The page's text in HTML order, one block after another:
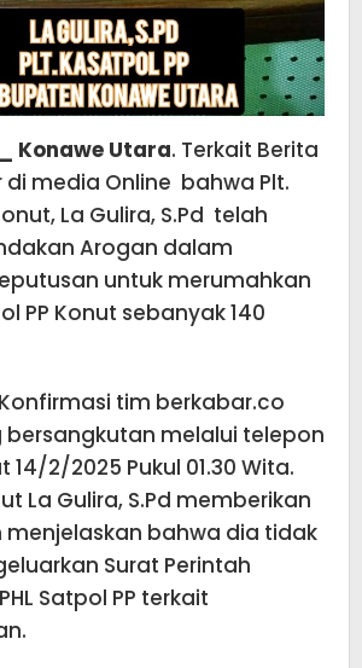
Konawe Utara. Terkait Berita
media Online bahwa Plt.
La Gulira, S.Pd telah
Arogan dalam
untuk merumahkan
PP Konut sebanyak 140
tim berkabar.co
bersangkutan melalui telepon
14/2/2025 Pukul 01.30 Wita.
La Gulira, S.Pd memberikan
menjelaskan bahwa dia tidak
Surat Perintah
Satpol PP terkait